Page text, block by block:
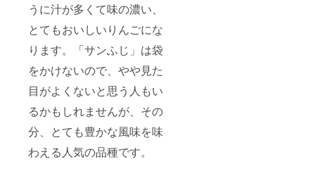
うに汁が多くて味の濃い、
とてもおいしいりんごにな
ります。「サンふじ」は袋
をかけないので、やや見た
目がよくないと思う人もい
るかもしれませんが、その
分、とても豊かな風味を味
わえる人気の品種です。